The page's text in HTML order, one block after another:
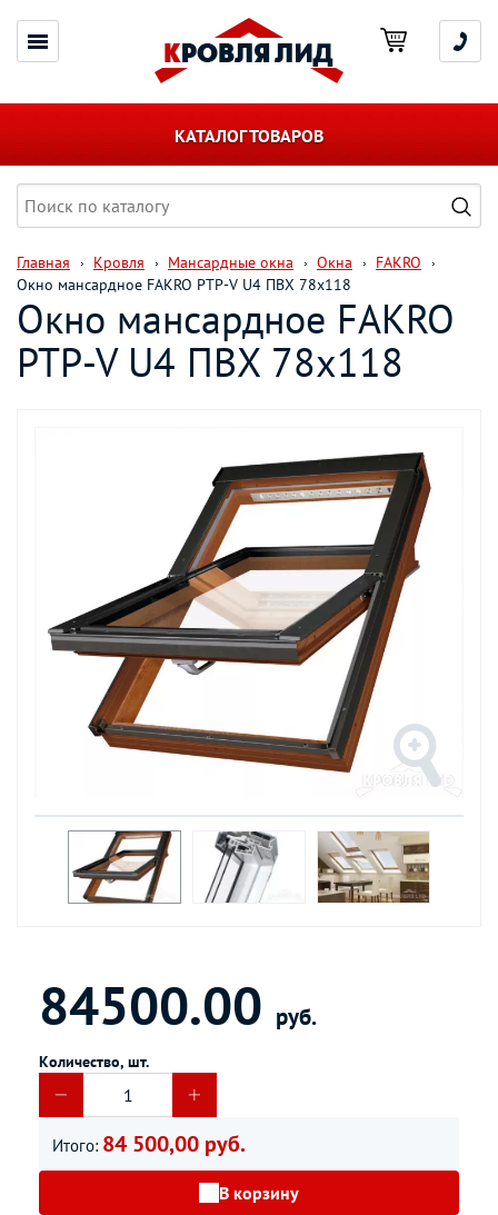
КАТАЛОГ ТОВАРОВ
Главная Кровля Мансардные окна Окна
FAKRO
Окно мансардное FAKRO PTP-V U4 ПВХ 78х118
Окно мансардное FAKRO
PTP-V U4 ПВХ 78х118
84500.00 руб.
Количество, шт.
Итого: 84 500,00 руб.
В корзину